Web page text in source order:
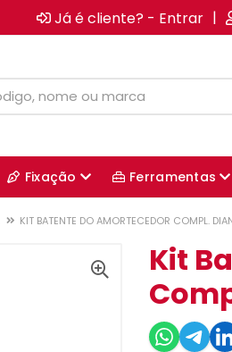
Já é cliente? - Entrar |
Fixação Ferramentas
KIT BATENTE DO AMORTECEDOR COMPL.
Kit